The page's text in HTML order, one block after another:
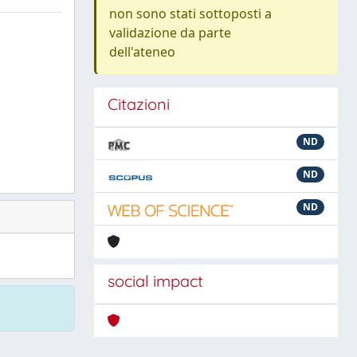
non sono stati sottoposti a
validazione da parte
dell'ateneo
Citazioni
ND
ND
ND
social impact